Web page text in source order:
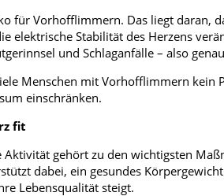
für Vorhofflimmern. Das liegt daran,
elektrische Stabilität des Herzens
und Schlaganfälle – also
Menschen mit Vorhofflimmern kein
einschränken.
fit
Aktivität gehört zu den wichtigsten
dabei, ein gesundes
Lebensqualität steigt.